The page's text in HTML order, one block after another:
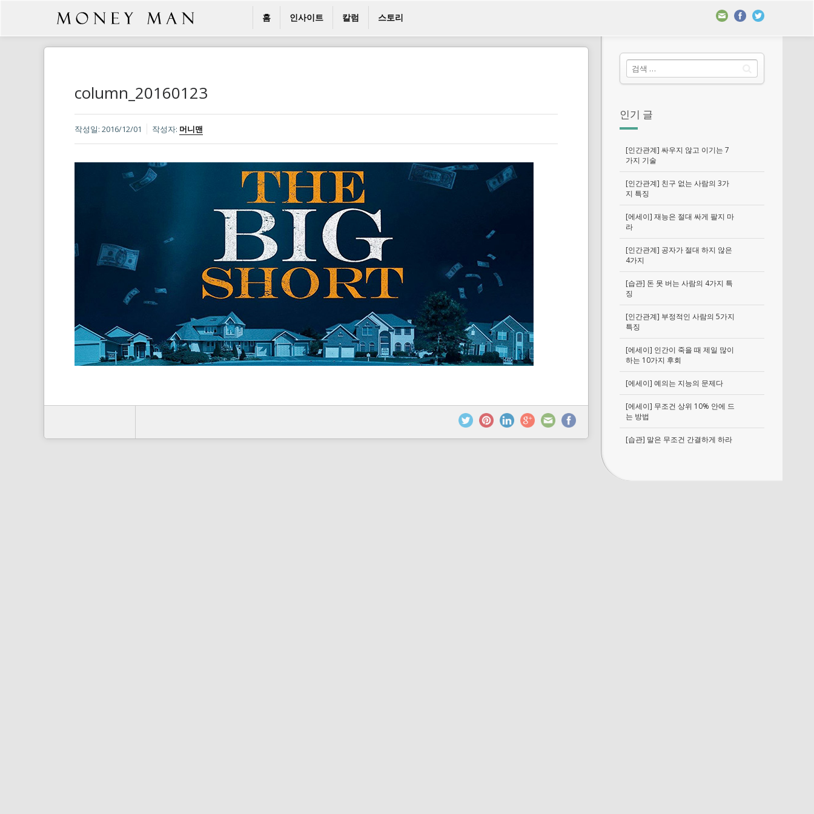
홈 인사이트 칼럼 스토리
인기 글
[인간관계] 싸우지 않고 이기는 7
가지 기술
[인간관계] 친구 없는 사람의 3가
지 특징
[에세이] 재능은 절대 싸게 팔지 마
라
[인간관계] 공자가 절대 하지 않은
4가지
[습관] 돈 못 버는 사람의 4가지 특
징
[인간관계] 부정적인 사람의 5가지
특징
[에세이] 인간이 죽을 때 제일 많이
하는 10가지 후회
[에세이] 예의는 지능의 문제다
[에세이] 무조건 상위 10% 안에 드
는 방법
[습관] 말은 무조건 간결하게 하라
column_20160123
작성일: 2016/12/01 작성자: 머니맨